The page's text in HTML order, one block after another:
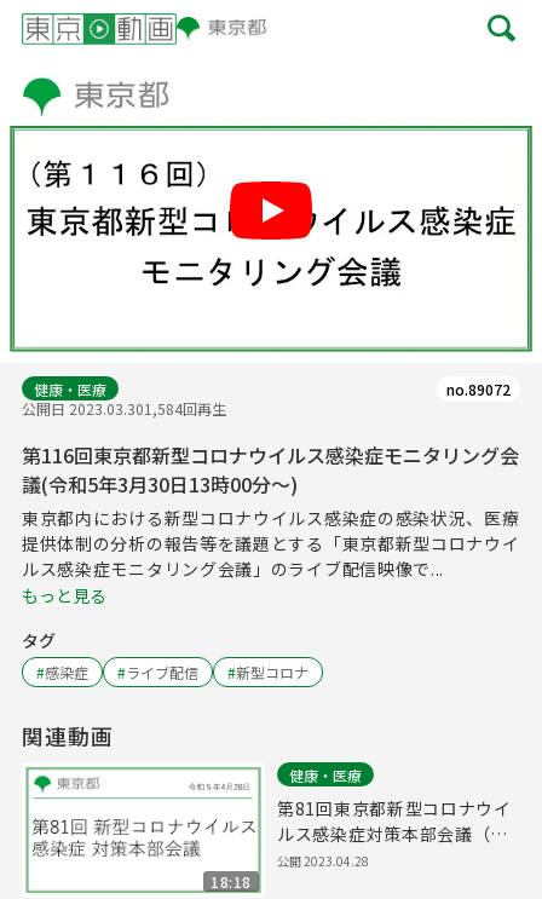
Play
健康・医療
公開日 2023.03.301,584回再生
no.89072
第116回東京都新型コロナウイルス感染症モニタリング会
議(令和5年3月30日13時00分～)
東京都内における新型コロナウイルス感染症の感染状況、医療
提供体制の分析の報告等を議題とする「東京都新型コロナウイ
ルス感染症モニタリング会議」のライブ配信映像で...
もっと見る
タグ
#感染症 #ライブ配信 #新型コロナ
関連動画
18:18
健康・医療
第81回東京都新型コロナウイ
ルス感染症対策本部会議（令
和5年4月28日 17時00分～）
公開2023.04.28